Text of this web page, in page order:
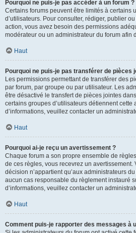
Pourquoi ne puis-je pas accéder à un forum ?
Certains forums peuvent être limités à certains
d’utilisateurs. Pour consulter, rédiger, publier
action, vous avez besoin des permissions
modérateur ou un administrateur du forum afin
Haut
Pourquoi ne puis-je pas transférer de pièces
Les permissions permettant de transférer des
par forum, par groupe ou par utilisateur. Les
être désactivé le transfert de pièces jointes
certains groupes d’utilisateurs détiennent cette
d’informations, veuillez contacter un
Haut
Pourquoi ai-je reçu un avertissement ?
Chaque forum a son propre ensemble de
de ces règles, vous recevrez un avertissement.
décision n’appartient qu’aux administrateurs
aucun cas responsable du règlement instauré
d’informations, veuillez contacter un
Haut
Comment puis-je rapporter des messages à